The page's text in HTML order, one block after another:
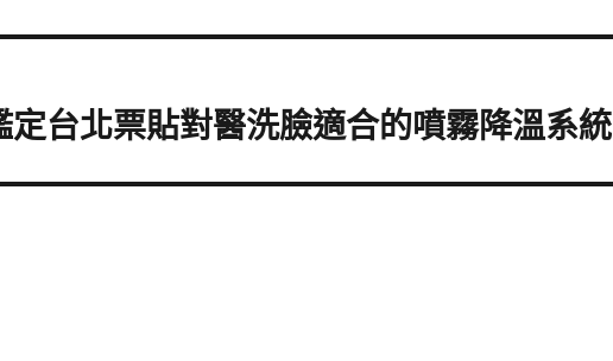
台北票貼對醫洗臉適合的噴霧降溫系統